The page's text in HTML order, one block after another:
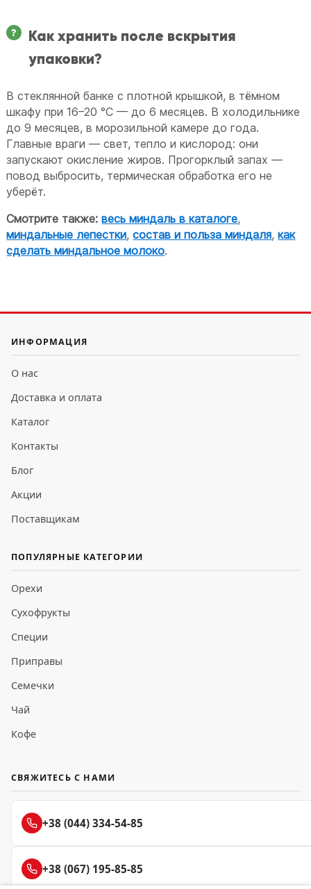
Как хранить после вскрытия
упаковки?
В стеклянной банке с плотной крышкой, в тёмном
шкафу при 16–20 °C — до 6 месяцев. В холодильнике
до 9 месяцев, в морозильной камере до года.
Главные враги — свет, тепло и кислород: они
запускают окисление жиров. Прогорклый запах —
повод выбросить, термическая обработка его не
уберёт.
Смотрите также: весь миндаль в каталоге,
миндальные лепестки,состав и польза миндаля,как
сделать миндальное молоко.
ИНФОРМАЦИЯ
О нас
Доставка и оплата
Каталог
Контакты
Блог
Акции
Поставщикам
ПОПУЛЯРНЫЕ КАТЕГОРИИ
Орехи
Сухофрукты
Специи
Приправы
Семечки
Чай
Кофе
СВЯЖИТЕСЬ С НАМИ
+38 (044) 334-54-85
+38 (067) 195-85-85